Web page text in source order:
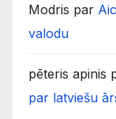
Modris par
valodu
pēteris apinis
par latviešu